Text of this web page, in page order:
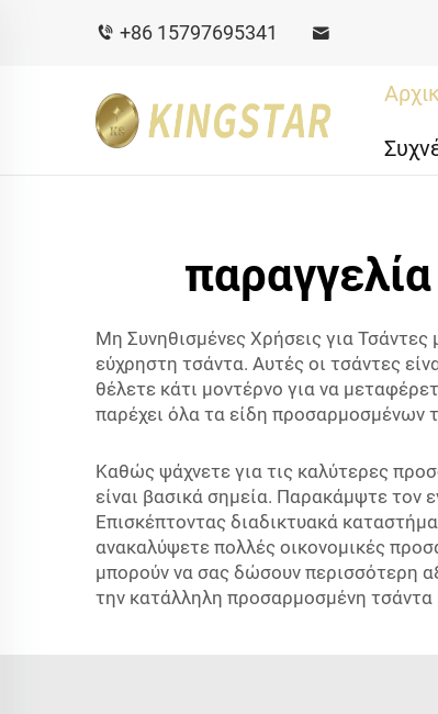
+86 15797695341
Μη Συνηθισμένες Χρήσεις για Τσάντες
εύχρηστη τσάντα. Αυτές οι τσάντες
θέλετε κάτι μοντέρνο για να
παρέχει όλα τα είδη προσαρμοσμένων
Καθώς ψάχνετε για τις καλύτερες
είναι βασικά σημεία. Παρακάμψτε τον
Επισκέπτοντας διαδικτυακά
ανακαλύψετε πολλές οικονομικές
μπορούν να σας δώσουν περισσότερη
την κατάλληλη προσαρμοσμένη